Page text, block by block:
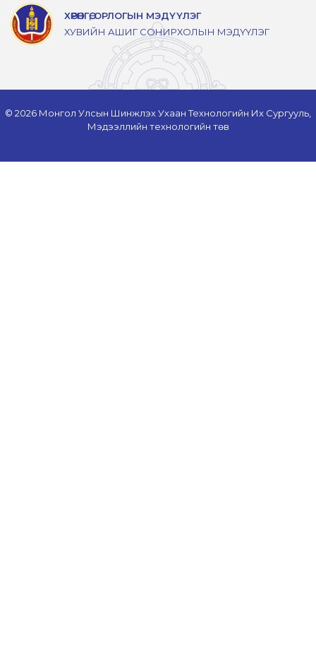
ХӨРӨНГӨ, ОРЛОГЫН МЭДҮҮЛЭГ
ХУВИЙН АШИГ СОНИРХОЛЫН МЭДҮҮЛЭГ
© 2026 Монгол Улсын Шинжлэх Ухаан Технологийн Их Сургууль,
Мэдээллийн технологийн төв